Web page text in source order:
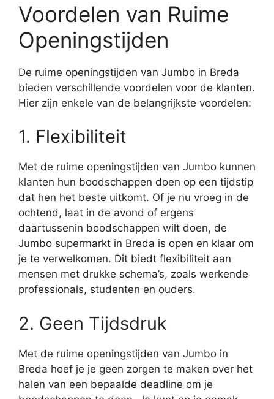
Voordelen van Ruime
Openingstijden
De ruime openingstijden van Jumbo in Breda
bieden verschillende voordelen voor de klanten.
Hier zijn enkele van de belangrijkste voordelen:
1. Flexibiliteit
Met de ruime openingstijden van Jumbo kunnen
klanten hun boodschappen doen op een tijdstip
dat hen het beste uitkomt. Of je nu vroeg in de
ochtend, laat in de avond of ergens
daartussenin boodschappen wilt doen, de
Jumbo supermarkt in Breda is open en klaar om
je te verwelkomen. Dit biedt flexibiliteit aan
mensen met drukke schema’s, zoals werkende
professionals, studenten en ouders.
2. Geen Tijdsdruk
Met de ruime openingstijden van Jumbo in
Breda hoef je je geen zorgen te maken over het
halen van een bepaalde deadline om je